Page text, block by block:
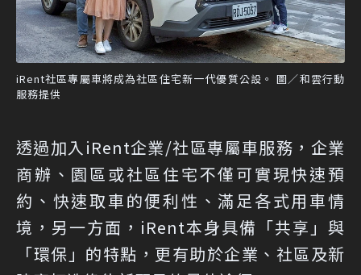
iRent社區專屬車將成為社區住宅新一代優質公設。 圖／和雲行動
服務提供
透過加入iRent企業/社區專屬車服務，企業
商辦、園區或社區住宅不僅可實現快速預
約、快速取車的便利性、滿足各式用車情
境，另一方面，iRent本身具備「共享」與
「環保」的特點，更有助於企業、社區及新